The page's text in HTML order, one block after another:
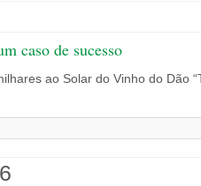
caso de sucesso
ao Solar do Vinho do Dão